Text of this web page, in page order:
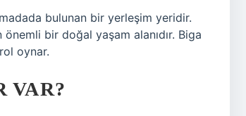
bulunan bir yerleşim yeridir.
önemli bir doğal yaşam alanıdır. Biga
oynar.
VAR?